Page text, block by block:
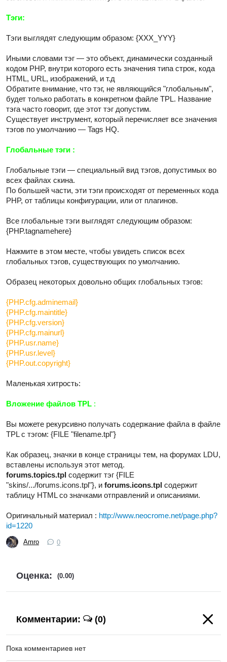
Тэги:
Тэги выглядят следующим образом: {XXX_YYY}
Иными словами тэг — это объект, динамически созданный
кодом PHP, внутри которого есть значения типа строк, кода
HTML, URL, изображений, и т.д
Обратите внимание, что тэг, не являющийся "глобальным",
будет только работать в конкретном файле TPL. Название
тэга часто говорит, где этот тэг допустим.
Существует инструмент, который перечисляет все значения
тэгов по умолчанию — Tags HQ.
Глобальные тэги :
Глобальные тэги — специальный вид тэгов, допустимых во
всех файлах скина.
По большей части, эти тэги происходят от переменных кода
PHP, от таблицы конфигурации, или от плагинов.
Все глобальные тэги выглядят следующим образом:
{PHP.tagnamehere}
Нажмите в этом месте, чтобы увидеть список всех
глобальных тэгов, существующих по умолчанию.
Образец некоторых довольно общих глобальных тэгов:
{PHP.cfg.adminemail}
{PHP.cfg.maintitle}
{PHP.cfg.version}
{PHP.cfg.mainurl}
{PHP.usr.name}
{PHP.usr.level}
{PHP.out.copyright}
Маленькая хитрость:
Вложение файлов TPL :
Вы можете рекурсивно получать содержание файла в файле
TPL с тэгом: {FILE "filename.tpl"}
Как образец, значки в конце страницы тем, на форумах LDU,
вставлены используя этот метод.
forums.topics.tpl содержит тэг {FILE
"skins/.../forums.icons.tpl"}, и forums.icons.tpl содержит
таблицу HTML со значками отправлений и описаниями.
Оригинальный материал : http://www.neocrome.net/page.php?
id=1220
Amro 0
Оценка: (0.00)
Комментарии: (0)
Пока комментариев нет